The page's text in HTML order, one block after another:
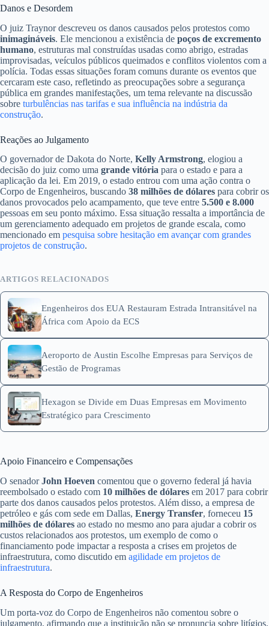
Danos e Desordem
O juiz Traynor descreveu os danos causados pelos protestos como
inimagináveis. Ele mencionou a existência de poços de excremento
humano, estruturas mal construídas usadas como abrigo, estradas
improvisadas, veículos públicos queimados e conflitos violentos com a
polícia. Todas essas situações foram comuns durante os eventos que
cercaram este caso, refletindo as preocupações sobre a segurança
pública em grandes manifestações, um tema relevante na discussão
sobre turbulências nas tarifas e sua influência na indústria da
construção.
Reações ao Julgamento
O governador de Dakota do Norte, Kelly Armstrong, elogiou a
decisão do juiz como uma grande vitória para o estado e para a
aplicação da lei. Em 2019, o estado entrou com uma ação contra o
Corpo de Engenheiros, buscando 38 milhões de dólares para cobrir os
danos provocados pelo acampamento, que teve entre 5.500 e 8.000
pessoas em seu ponto máximo. Essa situação ressalta a importância de
um gerenciamento adequado em projetos de grande escala, como
mencionado em pesquisa sobre hesitação em avançar com grandes
projetos de construção.
ARTIGOS RELACIONADOS
Engenheiros dos EUA Restauram Estrada Intransitável na
África com Apoio da ECS
Aeroporto de Austin Escolhe Empresas para Serviços de
Gestão de Programas
Hexagon se Divide em Duas Empresas em Movimento
Estratégico para Crescimento
Apoio Financeiro e Compensações
O senadorJohn Hoeven comentou que o governo federal já havia
reembolsado o estado com 10 milhões de dólares em 2017 para cobrir
parte dos danos causados pelos protestos. Além disso, a empresa de
petróleo e gás com sede em Dallas, Energy Transfer, forneceu 15
milhões de dólares ao estado no mesmo ano para ajudar a cobrir os
custos relacionados aos protestos, um exemplo de como o
financiamento pode impactar a resposta a crises em projetos de
infraestrutura, como discutido em agilidade em projetos de
infraestrutura.
A Resposta do Corpo de Engenheiros
Um porta-voz do Corpo de Engenheiros não comentou sobre o
julgamento, afirmando que a instituição não se pronuncia sobre litígios.